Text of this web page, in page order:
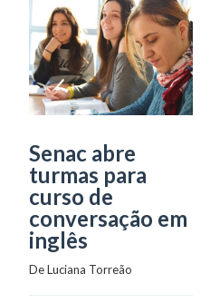
Senac abre
turmas para
curso de
conversação em
inglês
De Luciana Torreão